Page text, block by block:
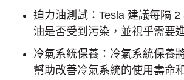
迫力油測試：Tesla 建議每隔
油是否受到污染，並視乎需要
冷氣系統保養：冷氣系統保養
幫助改善冷氣系統的使用壽命